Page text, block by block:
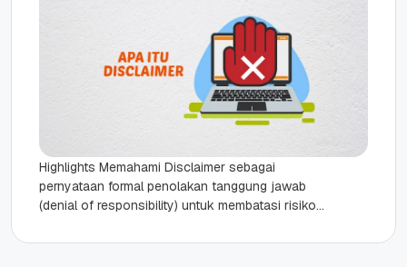
Highlights Memahami Disclaimer sebagai
pernyataan formal penolakan tanggung jawab
(denial of responsibility) untuk membatasi risiko
dalam bisnis: Mencegah klaim ganti...